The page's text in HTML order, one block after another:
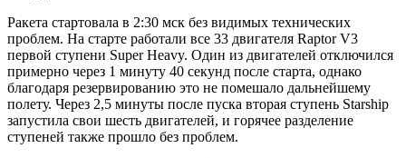
Ракета стартовала в 2:30 мск без видимых технических
проблем. На старте работали все 33 двигателя Raptor V3
первой ступени Super Heavy. Один из двигателей отключился
примерно через 1 минуту 40 секунд после старта, однако
благодаря резервированию это не помешало дальнейшему
полету. Через 2,5 минуты после пуска вторая ступень Starship
запустила свои шесть двигателей, и горячее разделение
ступеней также прошло без проблем.